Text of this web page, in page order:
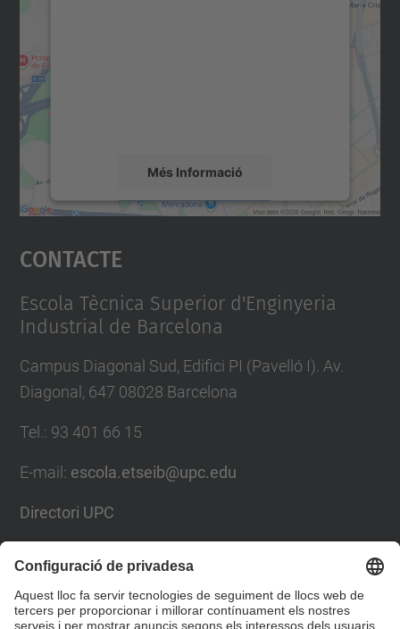
Més Informació
Accepta
powered by
Contacte
Escola Tècnica Superior d'Enginyeria
Industrial de Barcelona
Campus Diagonal Sud, Edifici PI (Pavelló I). Av.
Diagonal, 647 08028 Barcelona
Tel. : 93 401 66 15
E-mail : escola.etseib@upc.edu
Directori UPC
Llista Xarxes Socials